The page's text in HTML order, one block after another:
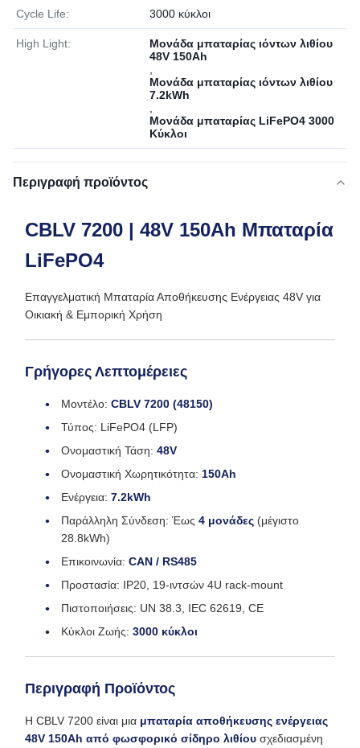
Cycle Life: 3000 κύκλοι
High Light:
Μονάδα μπαταρίας ιόντων λιθίου
48V 150Ah
Μονάδα μπαταρίας ιόντων λιθίου
7.2kWh
Μονάδα μπαταρίας LiFePO4 3000
Κύκλοι
Περιγραφή προϊόντος
CBLV 7200 | 48V 150Ah Μπαταρία
LiFePO4
Επαγγελματική Μπαταρία Αποθήκευσης Ενέργειας 48V για
Οικιακή & Εμπορική Χρήση
Γρήγορες Λεπτομέρειες
Μοντέλο: CBLV 7200 (48150)
Τύπος: LiFePO4 (LFP)
Ονομαστική Τάση: 48V
Ονομαστική Χωρητικότητα: 150Ah
Ενέργεια: 7.2kWh
Παράλληλη Σύνδεση: Έως 4 μονάδες (μέγιστο
28.8kWh)
Επικοινωνία: CAN / RS485
Προστασία: IP20, 19-ιντσών 4U rack-mount
Πιστοποιήσεις: UN 38.3, IEC 62619, CE
Κύκλοι Ζωής: 3000 κύκλοι
Περιγραφή Προϊόντος
Η CBLV 7200 είναι μια μπαταρία αποθήκευσης ενέργειας
48V 150Ah από φωσφορικό σίδηρο λιθίου σχεδιασμένη